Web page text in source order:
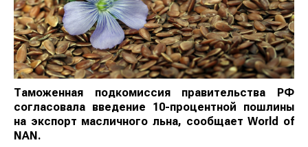
Таможенная подкомиссия правительства РФ
согласовала введение 10-процентной пошлины
на экспорт масличного льна, сообщаетWorld of
NAN .